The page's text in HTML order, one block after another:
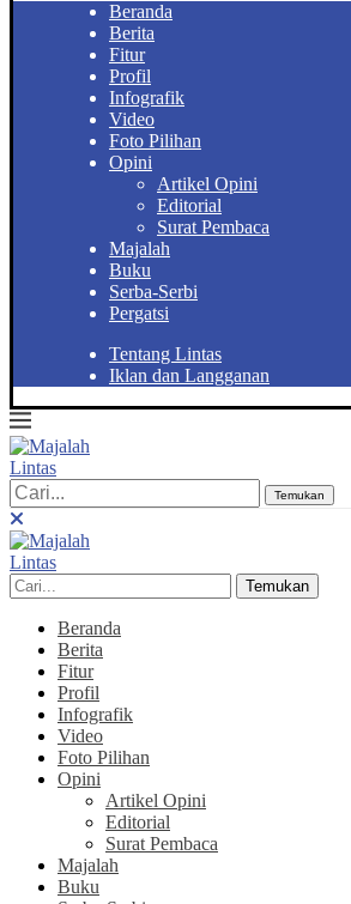
Beranda
Berita
Fitur
Profil
Infografik
Video
Foto Pilihan
Opini
Artikel Opini
Editorial
Surat Pembaca
Majalah
Buku
Serba-Serbi
Pergatsi
Tentang Lintas
Iklan dan Langganan
Temukan
Temukan
Beranda
Berita
Fitur
Profil
Infografik
Video
Foto Pilihan
Opini
Artikel Opini
Editorial
Surat Pembaca
Majalah
Buku